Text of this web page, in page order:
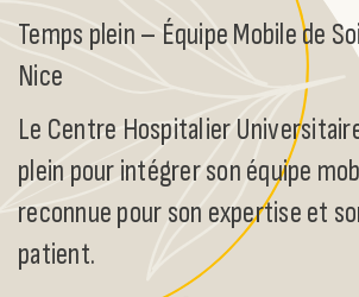
Temps plein – Équipe Mobile de
Nice
Le Centre Hospitalier
plein pour intégrer son équipe
reconnue pour son expertise et
patient.